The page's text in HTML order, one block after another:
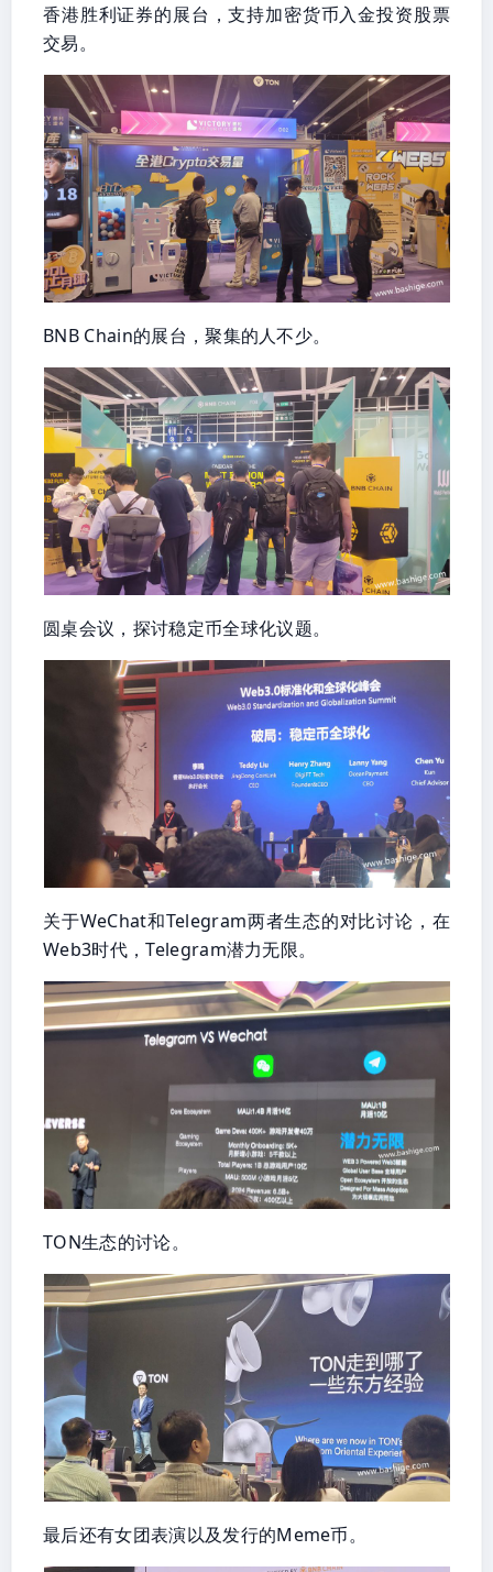
香港胜利证券的展台，支持加密货币入金投资股票
交易。
BNB Chain的展台，聚集的人不少。
圆桌会议，探讨稳定币全球化议题。
关于WeChat和Telegram两者生态的对比讨论，在
Web3时代，Telegram潜力无限。
TON生态的讨论。
最后还有女团表演以及发行的Meme币。